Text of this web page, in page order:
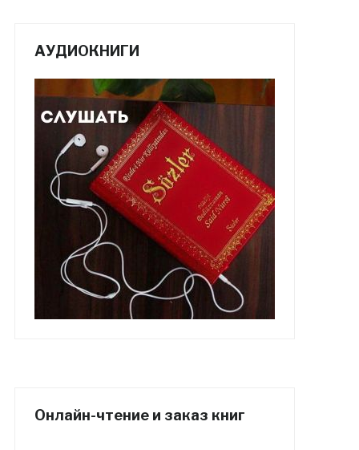
АУДИОКНИГИ
Онлайн-чтение и заказ книг